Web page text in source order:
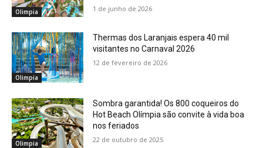
Olimpia 1 de junho de 2026
Olimpia
Thermas dos Laranjais espera 40 mil
visitantes no Carnaval 2026
12 de fevereiro de 2026
Olimpia
Sombra garantida! Os 800 coqueiros do
Hot Beach Olímpia são convite à vida boa
nos feriados
22 de outubro de 2025